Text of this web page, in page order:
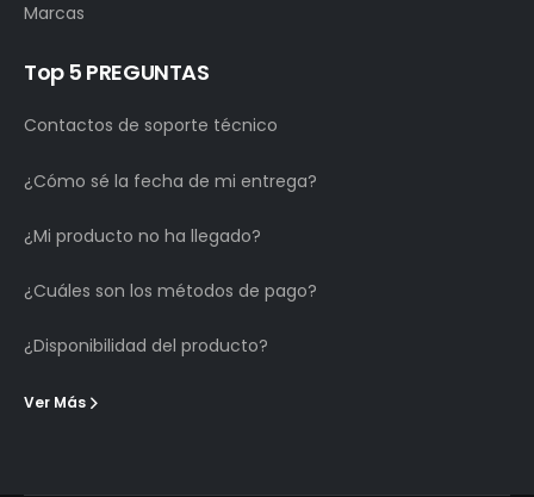
Marcas
Top 5 PREGUNTAS
Contactos de soporte técnico
¿Cómo sé la fecha de mi entrega?
¿Mi producto no ha llegado?
¿Cuáles son los métodos de pago?
¿Disponibilidad del producto?
Ver Más